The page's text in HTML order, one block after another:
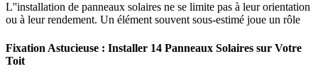
L''installation de panneaux solaires ne se limite pas à leur orientation
ou à leur rendement. Un élément souvent sous-estimé joue un rôle
Fixation Astucieuse : Installer 14 Panneaux Solaires sur Votre
Toit